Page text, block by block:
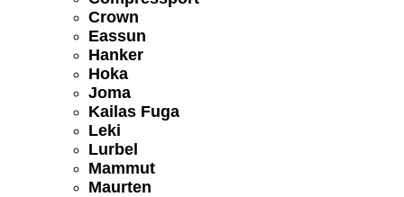
Crown
Eassun
Hanker
Hoka
Joma
Kailas Fuga
Leki
Lurbel
Mammut
Maurten